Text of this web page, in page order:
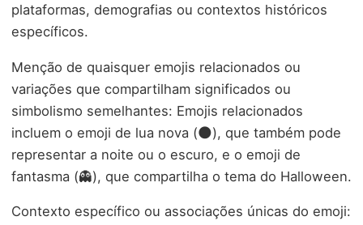
plataformas, demografias ou contextos históricos
específicos.
Menção de quaisquer emojis relacionados ou
variações que compartilham significados ou
simbolismo semelhantes: Emojis relacionados
incluem o emoji de lua nova (🌑), que também pode
representar a noite ou o escuro, e o emoji de
fantasma (👻), que compartilha o tema do Halloween.
Contexto específico ou associações únicas do emoji: